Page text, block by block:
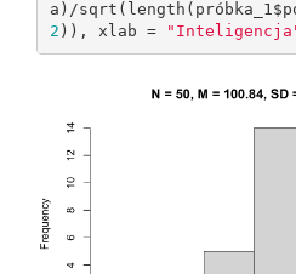
2 )), xlab =